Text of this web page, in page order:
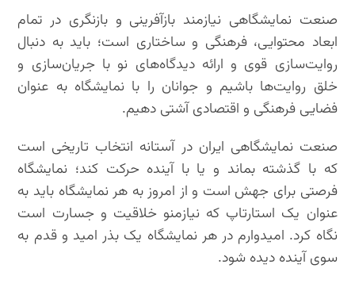
صنعت نمایشگاهی نیازمند بازآفرینی و بازنگری در تمام
ابعاد محتوایی، فرهنگی و ساختاری است؛ باید به دنبال
روایت‌سازی قوی و ارائه دیدگاه‌های نو با جریان‌سازی و
خلق روایت‌ها باشیم و جوانان را با نمایشگاه به عنوان
فضایی فرهنگی و اقتصادی آشتی دهیم.
صنعت نمایشگاهی ایران در آستانه انتخاب تاریخی است
که با گذشته بماند و یا با آینده حرکت کند؛ نمایشگاه
فرصتی برای جهش است و از امروز به هر نمایشگاه باید به
عنوان یک استارتاپ که نیازمنو خلاقیت و جسارت است
نگاه کرد. امیدوارم در هر نمایشگاه یک بذر امید و قدم به
سوی آینده دیده شود.